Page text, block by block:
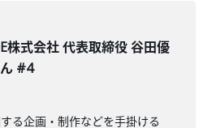
株式会社 代表取締役 谷田優
#4
る企画・制作などを手掛ける